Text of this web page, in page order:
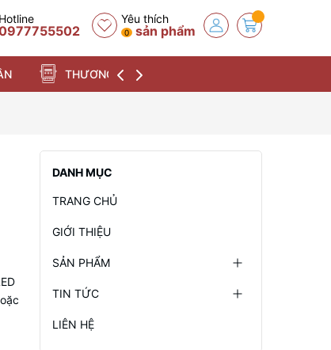
Hotline Yêu thích
0 sản phẩm
THƯƠNG HIỆU
DANH MỤC
TRANG CHỦ
GIỚI THIỆU
SẢN PHẨM
TIN TỨC
LIÊN HỆ